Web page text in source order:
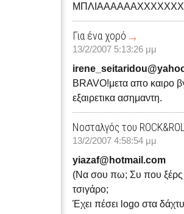
Για ένα χορό
13/2/2007 5:13:26 μμ
BRAVO!μετα απο καιρο
εξαιρετικα ασημαντη.
Νοσταλγός του
13/2/2007 4:58:54 μμ
yiazaf@hotmail.com
(Να σου πω; Συ που ξέρς
τσιγάρο;
Έχει πέσει logo στα